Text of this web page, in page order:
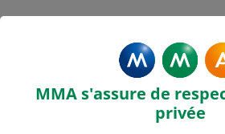
DE LUCHON
Accueil Assurance Occitanie
MMA s'assure de
privée